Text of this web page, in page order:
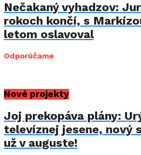
Nečakaný vyhadzov:
rokoch končí, s
letom oslavoval
Odporúčame
Nové projekty
Joj prekopáva plány:
televíznej jesene, nový
už v auguste!